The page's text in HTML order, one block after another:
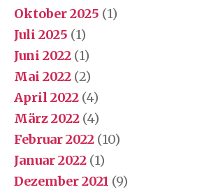
Oktober 2025 (1)
Juli 2025 (1)
Juni 2022 (1)
Mai 2022 (2)
April 2022 (4)
März 2022 (4)
Februar 2022 (10)
Januar 2022 (1)
Dezember 2021 (9)